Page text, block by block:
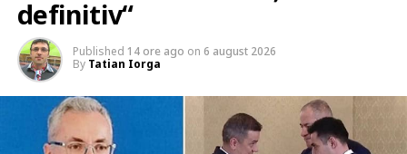
definitiv“
Published 14 ore ago on 6 august 2026
By Tatian Iorga